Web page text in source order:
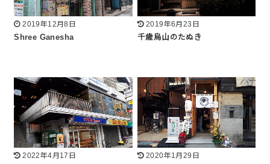
2019年12月8日
Shree Ganesha
2019年6月23日
千歳烏山のたぬき
2022年4月17日
2020年1月29日